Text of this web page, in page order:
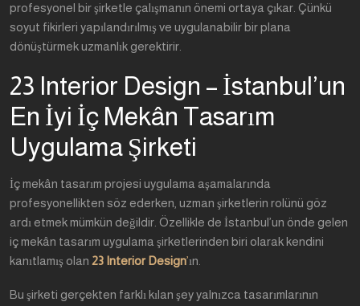
profesyonel bir şirketle çalışmanın önemi ortaya çıkar. Çünkü
soyut fikirleri yapılandırılmış ve uygulanabilir bir plana
dönüştürmek uzmanlık gerektirir.
23 Interior Design – İstanbul’un
En İyi İç Mekân Tasarım
Uygulama Şirketi
İç mekân tasarım projesi uygulama aşamalarında
profesyonellikten söz ederken, uzman şirketlerin rolünü göz
ardı etmek mümkün değildir. Özellikle de İstanbul’un önde gelen
iç mekân tasarım uygulama şirketlerinden biri olarak kendini
kanıtlamış olan 23 Interior Design’ın.
Bu şirketi gerçekten farklı kılan şey yalnızca tasarımlarının